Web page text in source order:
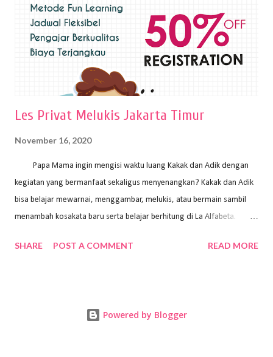
bernilai tinggi. Ciri teknik plakat Ciri-ciri teknik plakat, yaitu: Sapuan
warna yang kental dan tebal. Hasil lukisan menutupi seluruh bagian
medianya Mem...
Les Privat Melukis Jakarta Timur
November 16, 2020
Papa Mama ingin mengisi waktu luang Kakak dan Adik dengan
kegiatan yang bermanfaat sekaligus menyenangkan? Kakak dan Adik
bisa belajar mewarnai, menggambar, melukis, atau bermain sambil
menambah kosakata baru serta belajar berhitung di La Alfabeta.
kok untuk mengajar dengan metode yang fun, La Alfabeta
Alfabeta. ⁣⁣⁣⁣Ada pilihan online class maupun offline class lho! Cek
SHARE POST A COMMENT READ MORE
Powered by Blogger